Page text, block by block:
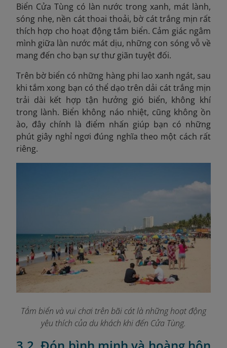
Biển Cửa Tùng có làn nước trong xanh, mát lành,
sóng nhẹ, nền cát thoai thoải, bờ cát trắng mịn rất
thích hợp cho hoạt động tắm biển. Cảm giác ngâm
mình giữa làn nước mát dịu, những con sóng vỗ về
mang đến cho bạn sự thư giãn tuyệt đối.
Trên bờ biển có những hàng phi lao xanh ngát, sau
khi tắm xong bạn có thể dạo trên dải cát trắng mịn
trải dài kết hợp tận hưởng gió biển, không khí
trong lành. Biển không náo nhiệt, cũng không ồn
ào, đây chính là điểm nhấn giúp bạn có những
phút giây nghỉ ngơi đúng nghĩa theo một cách rất
riêng.
Tắm biển và vui chơi trên bãi cát là những hoạt động
yêu thích của du khách khi đến Cửa Tùng.